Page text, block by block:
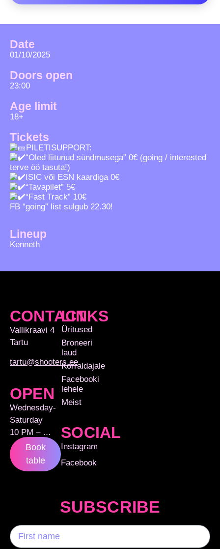
Date
01/10/2025
Doors open
23:00
Age limit
18+
Tickets
PILETISUPPORT:
“Oled liitunud sündmusega” 0€ (going / interested
terve öö tasuta!)
ISIC või ESN kaardiga 0€
“Tavapilet” 5€
“Fast Track” 10€
FB “going” list sulgub 22.30!
Lineup
Kenneth
CONTACT
Vallikraavi 4
Tartu
tartu@shooters.ee
OPEN
Wednesday-
Saturday
10 PM – …
Book
table
LINKS
Üritused
Broneeri
laud
Korraldajale
Facebooki
lehele
Meist
SOCIAL
Instagram
Facebook
SUBSCRIBE